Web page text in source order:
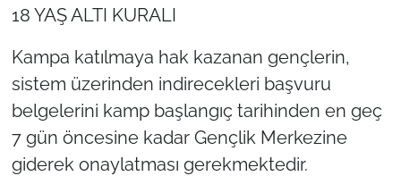
18 YAŞ ALTI KURALI
Kampa katılmaya hak kazanan gençlerin,
sistem üzerinden indirecekleri başvuru
belgelerini kamp başlangıç tarihinden en geç
7 gün öncesine kadar Gençlik Merkezine
giderek onaylatması gerekmektedir.